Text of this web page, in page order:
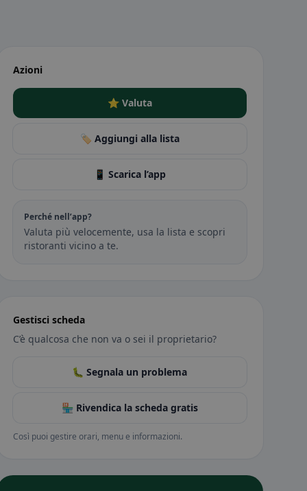
Azioni
⭐ Valuta
🏷️ Aggiungi alla lista
📱 Scarica l’app
Perché nell’app?
Valuta più velocemente, usa la lista e scopri
ristoranti vicino a te.
Gestisci scheda
C’è qualcosa che non va o sei il proprietario?
🐛 Segnala un problema
🏪 Rivendica la scheda gratis
Così puoi gestire orari, menu e informazioni.